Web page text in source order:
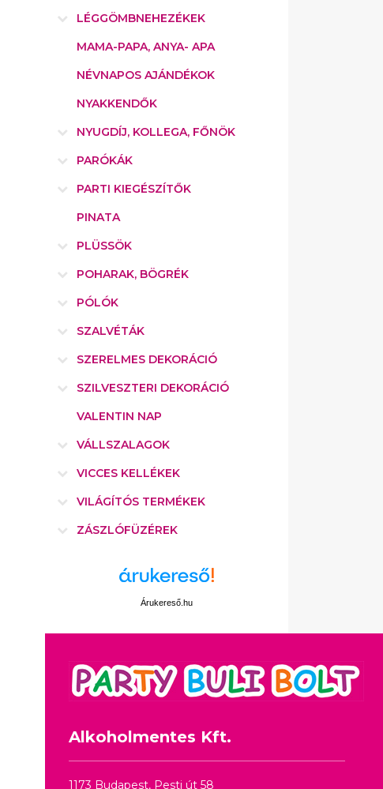
LÉGGÖMBNEHEZÉKEK
MAMA-PAPA, ANYA- APA
NÉVNAPOS AJÁNDÉKOK
NYAKKENDŐK
NYUGDÍJ, KOLLEGA, FŐNÖK
PARÓKÁK
PARTI KIEGÉSZÍTŐK
PINATA
PLÜSSÖK
POHARAK, BÖGRÉK
PÓLÓK
SZALVÉTÁK
SZERELMES DEKORÁCIÓ
SZILVESZTERI DEKORÁCIÓ
VALENTIN NAP
VÁLLSZALAGOK
VICCES KELLÉKEK
VILÁGÍTÓS TERMÉKEK
ZÁSZLÓFÜZÉREK
Árukereső.hu
Alkoholmentes Kft.
1173 Budapest, Pesti út 58